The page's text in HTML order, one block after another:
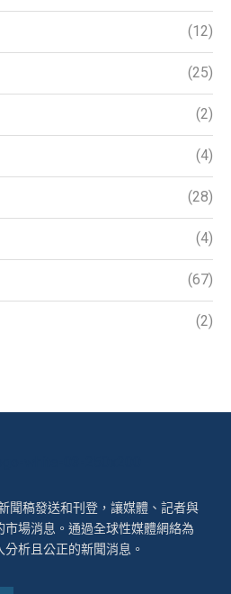
(12)
(25)
(2)
(4)
(28)
(4)
(67)
(2)
聞稿發送和刊登，讓媒體、記者與
場消息。通過全球性媒體網絡為
析且公正的新聞消息。